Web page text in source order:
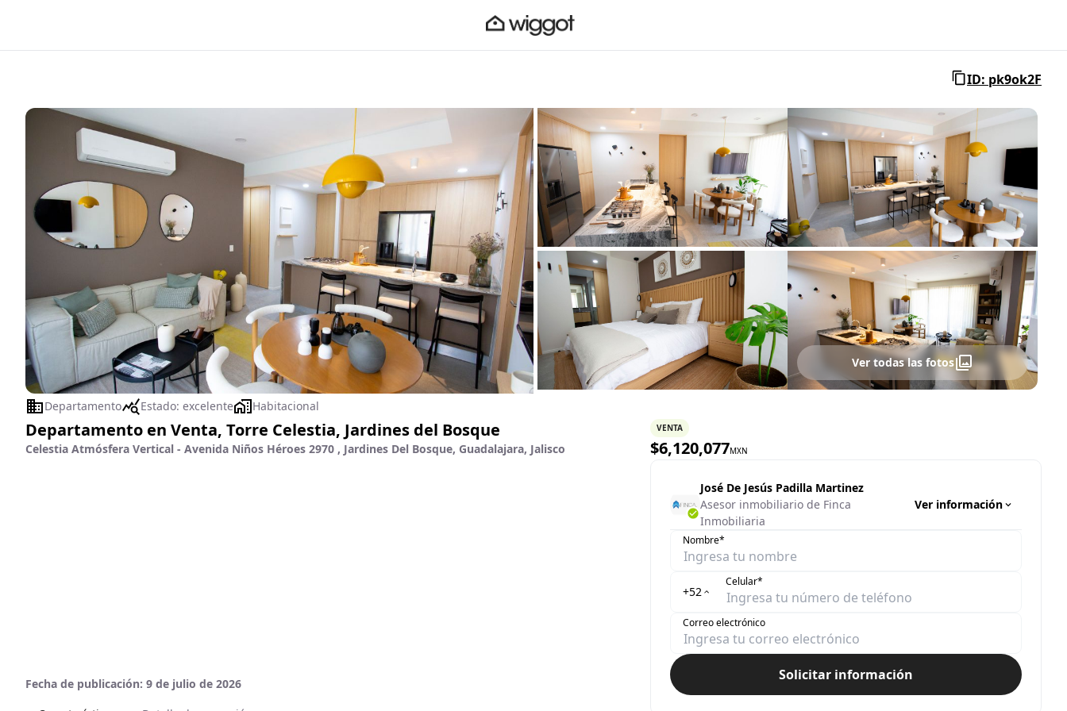
ID: pk9ok2F
Ver todas las fotos
Departamento Estado: excelente Habitacional
Departamento en Venta, Torre Celestia, Jardines del Bosque
Celestia Atmósfera Vertical - Avenida Niños Héroes 2970 , Jardines Del Bosque, Guadalajara, Jalisco
Fecha de publicación: 9 de julio de 2026
VENTA
$6,120,077MXN
José De Jesús Padilla Martinez
Asesor inmobiliario de Finca
Inmobiliaria
Ver información
Nombre*
+52
Celular*
Correo electrónico
Solicitar información